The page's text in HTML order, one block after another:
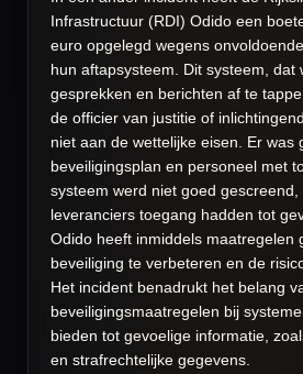
Infrastructuur (RDI) Odido een
euro opgelegd wegens
hun aftapsysteem. Dit systeem, dat
gesprekken en berichten af te
de officier van justitie of
niet aan de wettelijke eisen. Er was
beveiligingsplan en personeel met
systeem werd niet goed
leveranciers toegang hadden tot
Odido heeft inmiddels maatregelen
beveiliging te verbeteren en de
Het incident benadrukt het belang
beveiligingsmaatregelen bij
bieden tot gevoelige informatie,
en strafrechtelijke gegevens.